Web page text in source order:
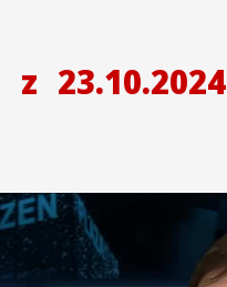
z 23.10.2024